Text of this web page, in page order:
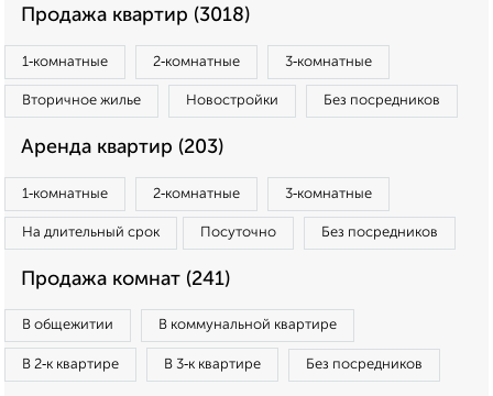
Продажа квартир (3018)
1‑комнатные 2‑комнатные 3‑комнатные
Вторичное жилье Новостройки Без посредников
Аренда квартир (203)
1‑комнатные 2‑комнатные 3‑комнатные
На длительный срок Посуточно Без посредников
Продажа комнат (241)
В общежитии В коммунальной квартире
В 2‑к квартире В 3‑к квартире Без посредников